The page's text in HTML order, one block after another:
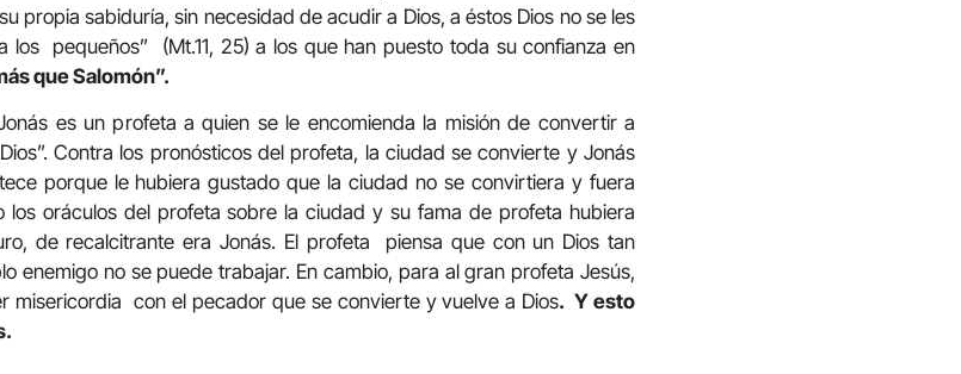
propia sabiduría, sin necesidad de acudir a Dios, a éstos Dios no se les
los pequeños” (Mt.11, 25) a los que han puesto toda su confianza en
que Salomón”.
es un profeta a quien se le encomienda la misión de convertir a
Contra los pronósticos del profeta, la ciudad se convierte y Jonás
porque le hubiera gustado que la ciudad no se convirtiera y fuera
oráculos del profeta sobre la ciudad y su fama de profeta hubiera
de recalcitrante era Jonás. El profeta piensa que con un Dios tan
enemigo no se puede trabajar. En cambio, para al gran profeta Jesús,
misericordia con el pecador que se convierte y vuelve a Dios. Y esto